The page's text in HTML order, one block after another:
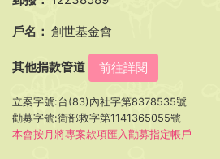
戶名： 創世基金會
其他捐款管道 前往詳閱
立案字號:台(83)內社字第8378535號
勸募字號:衛部救字第1141365055號
本會按月將專案款項匯入勸募指定帳戶